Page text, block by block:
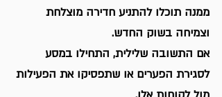
ממנה תוכלו להתניע חדירה מוצלחת
וצמיחה בשוק החדש.
אם התשובה שלילית, התחילו במסע
לסגירת הפערים או שתפסיקו את הפעילות